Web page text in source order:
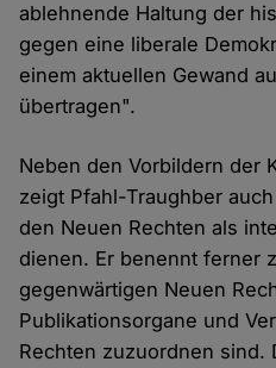
ablehnende Haltung der
gegen eine liberale
einem aktuellen Gewand
übertragen".
Neben den Vorbildern der
zeigt Pfahl-Traughber
den Neuen Rechten als
dienen. Er benennt ferner
gegenwärtigen Neuen
Publikationsorgane und
Rechten zuzuordnen sind.